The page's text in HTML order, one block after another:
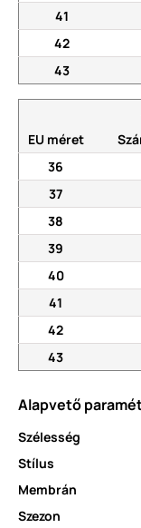
41
42
43
EU méret
36
37
38
39
40
41
42
43
Alapvető
Szélesség
Stílus
Membrán
Szezon